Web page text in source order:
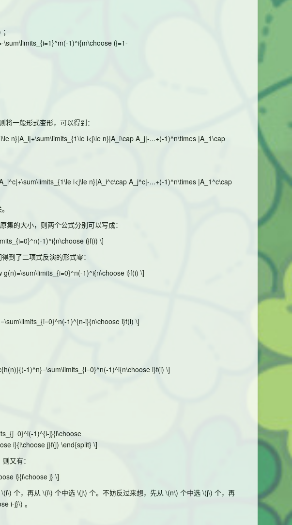
；
1)^i{m\choose i}=1-
将一般形式变形，可以得到：
n}|A_i|+\sum\limits_{1\le i<j\le n}|A_i\cap A_j|-...+(-1)^n\times |A_1\cap
i<j\le n}|A_i^c\cap A_j^c|-...+(-1)^n\times |A_1^c\cap
集的大小，则两个公式分别可以写成：
1)^i{n\choose i}f(i) \]
到了二项式反演的形式零：
1)^i{n\choose i}f(i) \]
1)^{n-i}{n\choose i}f(i) \]
1)^n}=\sum\limits_{i=0}^n(-1)^i{n\choose i}f(i) \]
1)^{i-j}{i\choose
i}{i\choose j}f(j) \end{split} \]
则又有：
i}{i\choose j} \]
\(i\) 个，再从 \(i\) 个中选 \(j\) 个。不妨反过来想，先从 \(n\) 个中选 \(j\) 个，再
i-j}\) 。